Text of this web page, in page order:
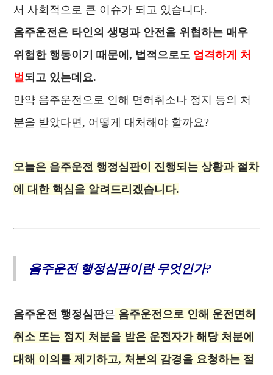
서 사회적으로 큰 이슈가 되고 있습니다.
음주운전은 타인의 생명과 안전을 위협하는 매우
위험한 행동이기 때문에, 법적으로도 엄격하게 처
벌되고 있는데요.
만약 음주운전으로 인해 면허취소나 정지 등의 처
분을 받았다면, 어떻게 대처해야 할까요?
오늘은 음주운전 행정심판이 진행되는 상황과 절차
에 대한 핵심을 알려드리겠습니다.
음주운전 행정심판이란 무엇인가?
음주운전 행정심판은 음주운전으로 인해 운전면허
취소 또는 정지 처분을 받은 운전자가 해당 처분에
대해 이의를 제기하고, 처분의 감경을 요청하는 절